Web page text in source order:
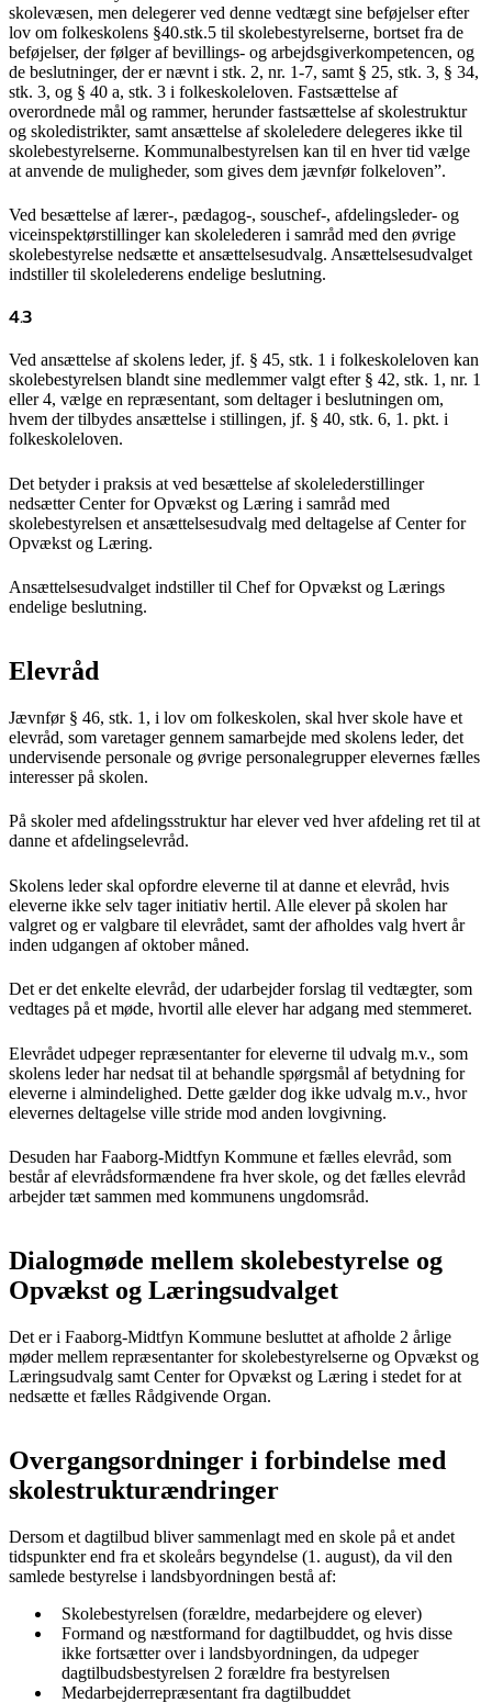
skolevæsen, men delegerer ved denne vedtægt sine beføjelser efter
lov om folkeskolens §40.stk.5 til skolebestyrelserne, bortset fra de
beføjelser, der følger af bevillings- og arbejdsgiverkompetencen, og
de beslutninger, der er nævnt i stk. 2, nr. 1-7, samt § 25, stk. 3, § 34,
stk. 3, og § 40 a, stk. 3 i folkeskoleloven. Fastsættelse af
overordnede mål og rammer, herunder fastsættelse af skolestruktur
og skoledistrikter, samt ansættelse af skoleledere delegeres ikke til
skolebestyrelserne. Kommunalbestyrelsen kan til en hver tid vælge
at anvende de muligheder, som gives dem jævnfør folkeloven”.
Ved besættelse af lærer-, pædagog-, souschef-, afdelingsleder- og
viceinspektørstillinger kan skolelederen i samråd med den øvrige
skolebestyrelse nedsætte et ansættelsesudvalg. Ansættelsesudvalget
indstiller til skolelederens endelige beslutning.
4.3
Ved ansættelse af skolens leder, jf. § 45, stk. 1 i folkeskoleloven kan
skolebestyrelsen blandt sine medlemmer valgt efter § 42, stk. 1, nr. 1
eller 4, vælge en repræsentant, som deltager i beslutningen om,
hvem der tilbydes ansættelse i stillingen, jf. § 40, stk. 6, 1. pkt. i
folkeskoleloven.
Det betyder i praksis at ved besættelse af skolelederstillinger
nedsætter Center for Opvækst og Læring i samråd med
skolebestyrelsen et ansættelsesudvalg med deltagelse af Center for
Opvækst og Læring.
Ansættelsesudvalget indstiller til Chef for Opvækst og Lærings
endelige beslutning.
Elevråd
Jævnfør § 46, stk. 1, i lov om folkeskolen, skal hver skole have et
elevråd, som varetager gennem samarbejde med skolens leder, det
undervisende personale og øvrige personalegrupper elevernes fælles
interesser på skolen.
På skoler med afdelingsstruktur har elever ved hver afdeling ret til at
danne et afdelingselevråd.
Skolens leder skal opfordre eleverne til at danne et elevråd, hvis
eleverne ikke selv tager initiativ hertil. Alle elever på skolen har
valgret og er valgbare til elevrådet, samt der afholdes valg hvert år
inden udgangen af oktober måned.
Det er det enkelte elevråd, der udarbejder forslag til vedtægter, som
vedtages på et møde, hvortil alle elever har adgang med stemmeret.
Elevrådet udpeger repræsentanter for eleverne til udvalg m.v., som
skolens leder har nedsat til at behandle spørgsmål af betydning for
eleverne i almindelighed. Dette gælder dog ikke udvalg m.v., hvor
elevernes deltagelse ville stride mod anden lovgivning.
Desuden har Faaborg-Midtfyn Kommune et fælles elevråd, som
består af elevrådsformændene fra hver skole, og det fælles elevråd
arbejder tæt sammen med kommunens ungdomsråd.
Dialogmøde mellem skolebestyrelse og
Opvækst og Læringsudvalget
Det er i Faaborg-Midtfyn Kommune besluttet at afholde 2 årlige
møder mellem repræsentanter for skolebestyrelserne og Opvækst og
Læringsudvalg samt Center for Opvækst og Læring i stedet for at
nedsætte et fælles Rådgivende Organ.
Overgangsordninger i forbindelse med
skolestrukturændringer
Dersom et dagtilbud bliver sammenlagt med en skole på et andet
tidspunkter end fra et skoleårs begyndelse (1. august), da vil den
samlede bestyrelse i landsbyordningen bestå af:
Skolebestyrelsen (forældre, medarbejdere og elever)
Formand og næstformand for dagtilbuddet, og hvis disse
ikke fortsætter over i landsbyordningen, da udpeger
dagtilbudsbestyrelsen 2 forældre fra bestyrelsen
Medarbejderrepræsentant fra dagtilbuddet